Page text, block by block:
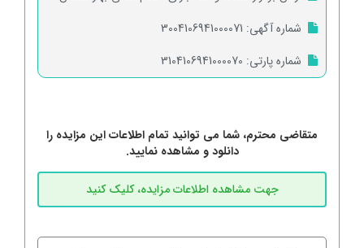
شماره آگهی: 3004106941000071
شماره پارتی: 3104106941000070
متقاضی محترم، شما می توانید تمام اطلاعات این مزایده را
دانلود و مشاهده نمایید.